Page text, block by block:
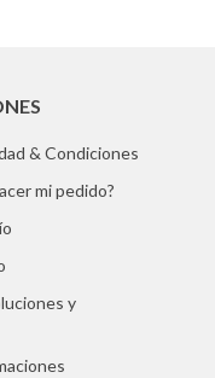
& Condiciones
mi pedido?
y